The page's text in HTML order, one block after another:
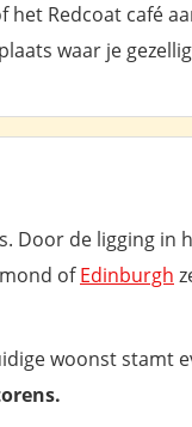
het Redcoat café
waar je
Door de ligging in
ofEdinburgh
woonst stamt